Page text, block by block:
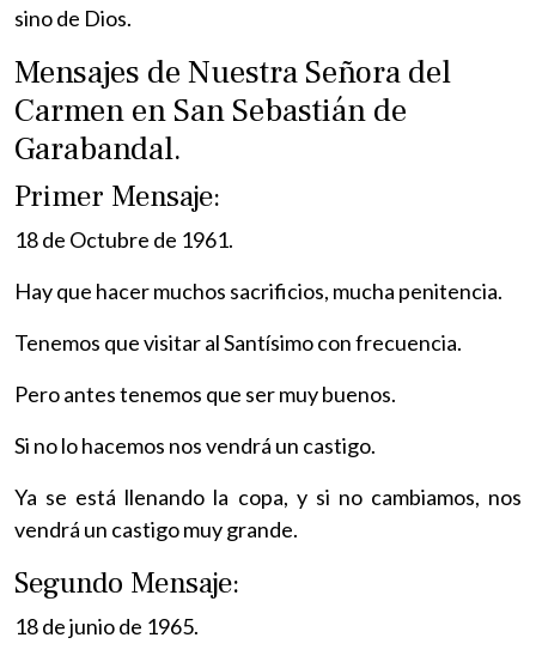
sino de Dios.
Mensajes de Nuestra Señora del
Carmen en San Sebastián de
Garabandal.
Primer Mensaje:
18 de Octubre de 1961.
Hay que hacer muchos sacrificios, mucha penitencia.
Tenemos que visitar al Santísimo con frecuencia.
Pero antes tenemos que ser muy buenos.
Si no lo hacemos nos vendrá un castigo.
Ya se está llenando la copa, y si no cambiamos, nos
vendrá un castigo muy grande.
Segundo Mensaje:
18 de junio de 1965.